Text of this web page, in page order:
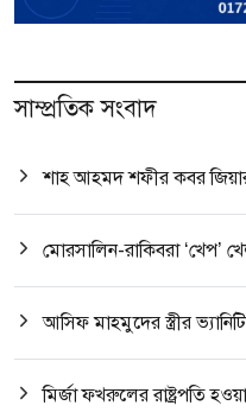
সাম্প্রতিক সংবাদ
শাহ আহমদ শফীর কবর
মোরসালিন-রাকিবরা ‘খেপ’
আসিফ মাহমুদের স্ত্রীর
মির্জা ফখরুলের রাষ্ট্রপতি হওয়া